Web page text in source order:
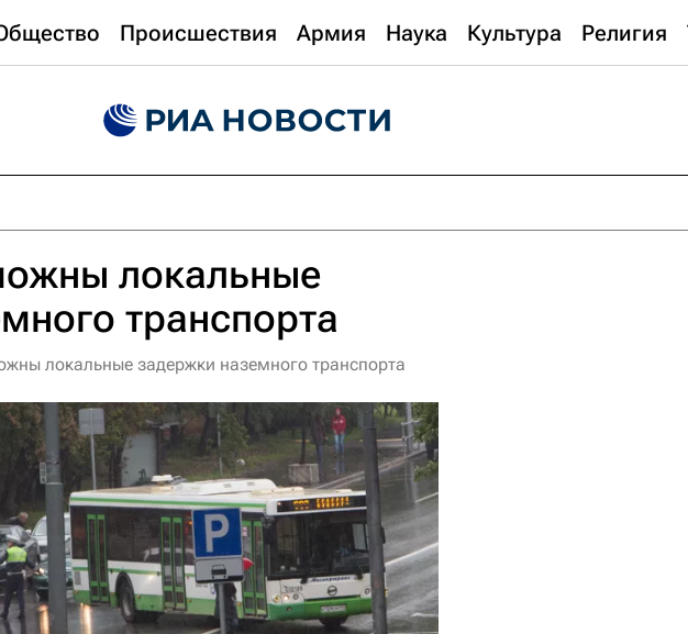
Происшествия Армия Наука Культура Религия
локальные
транспорта
локальные задержки наземного транспорта